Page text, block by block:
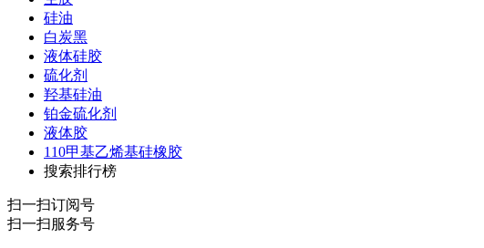
硅油
白炭黑
液体硅胶
硫化剂
羟基硅油
铂金硫化剂
液体胶
110甲基乙烯基硅橡胶
搜索排行榜
扫一扫订阅号
扫一扫服务号